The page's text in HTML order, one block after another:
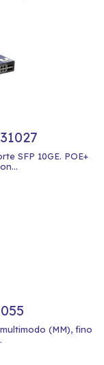
SFP 10GE. POE+
(MM), fino